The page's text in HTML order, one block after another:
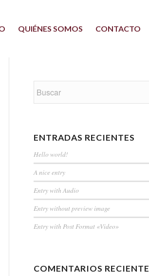
QUIÉNES SOMOS CONTACTO
ENTRADAS RECIENTES
Hello world!
A nice entry
Entry with Audio
Entry without preview image
Entry with Post Format «Video»
COMENTARIOS